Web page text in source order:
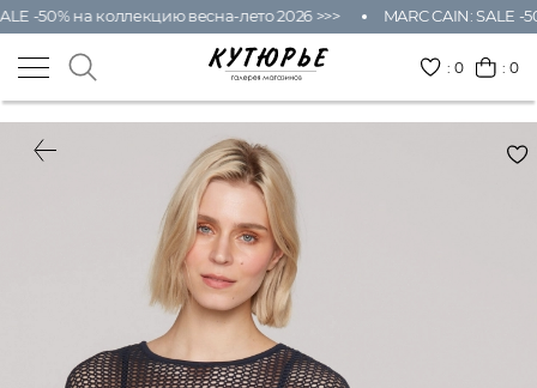
-50% на коллекцию весна-лето 2026 >>> MARC CAIN: SALE -
:0 : 0